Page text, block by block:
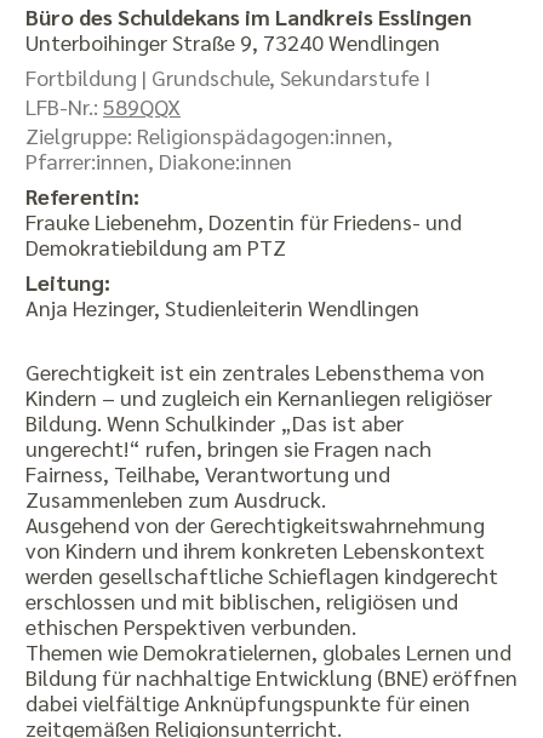
Büro des Schuldekans im Landkreis Esslingen
Unterboihinger Straße 9, 73240 Wendlingen
Fortbildung | Grundschule, Sekundarstufe I
LFB-Nr.: 589QQX
Zielgruppe: Religionspädagogen:innen,
Pfarrer:innen, Diakone:innen
Referentin:
Frauke Liebenehm, Dozentin für Friedens- und
Demokratiebildung am PTZ
Leitung:
Anja Hezinger, Studienleiterin Wendlingen
Gerechtigkeit ist ein zentrales Lebensthema von
Kindern – und zugleich ein Kernanliegen religiöser
Bildung. Wenn Schulkinder „Das ist aber
ungerecht!“ rufen, bringen sie Fragen nach
Fairness, Teilhabe, Verantwortung und
Zusammenleben zum Ausdruck.
Ausgehend von der Gerechtigkeitswahrnehmung
von Kindern und ihrem konkreten Lebenskontext
werden gesellschaftliche Schieflagen kindgerecht
erschlossen und mit biblischen, religiösen und
ethischen Perspektiven verbunden.
Themen wie Demokratielernen, globales Lernen und
Bildung für nachhaltige Entwicklung (BNE) eröffnen
dabei vielfältige Anknüpfungspunkte für einen
zeitgemäßen Religionsunterricht.